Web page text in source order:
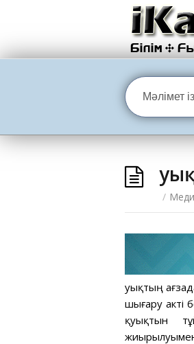
/
Қуықтың
шығару акті
қуықтын